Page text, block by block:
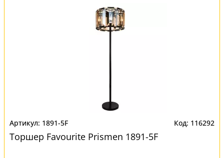
1891-5F 116292
Торшер Favourite Prismen 1891-5F